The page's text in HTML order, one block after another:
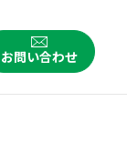
お問い合わせ